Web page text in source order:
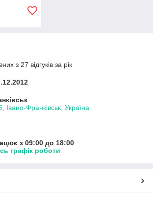
з 27 відгуків за рік
Івано-Франківськ, Україна
з 09:00 до 18:00
графік роботи